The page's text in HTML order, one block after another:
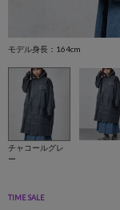
モデル身長：164cm
チャコールグレ
ー
TIME SALE